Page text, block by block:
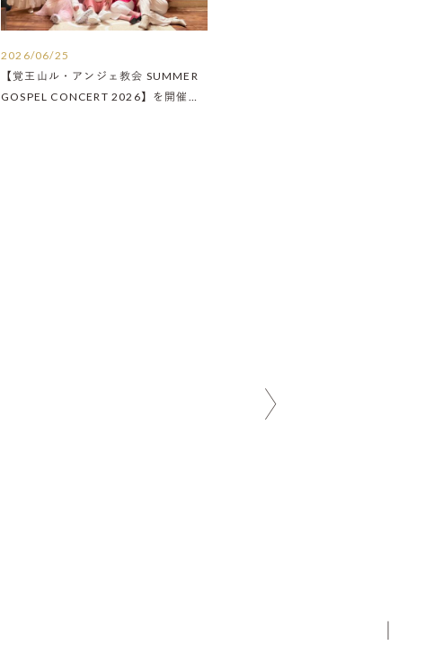
2026/06/25
【覚王山ル・アンジェ教会 SUMMER
GOSPEL CONCERT 2026】を開催い